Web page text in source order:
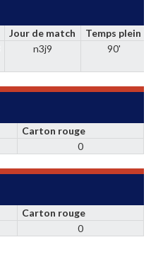
Jour de match
Temps plein
n3j9 90'
Carton rouge
0
Carton rouge
0